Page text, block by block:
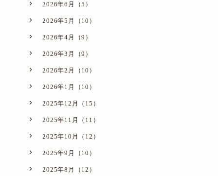
2026年6月（5）
2026年5月（10）
2026年4月（9）
2026年3月（9）
2026年2月（10）
2026年1月（10）
2025年12月（15）
2025年11月（11）
2025年10月（12）
2025年9月（10）
2025年8月（12）